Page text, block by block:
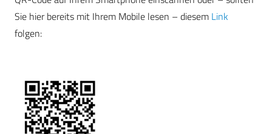
Sie hier bereits mit Ihrem Mobile lesen – diesem Link
folgen: